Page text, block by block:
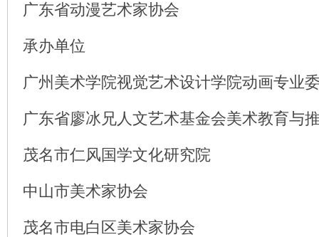
广东省动漫艺术家协会
承办单位
广州美术学院视觉艺术设计学院动画专业
广东省廖冰兄人文艺术基金会美术教育与
茂名市仁风国学文化研究院
中山市美术家协会
茂名市电白区美术家协会